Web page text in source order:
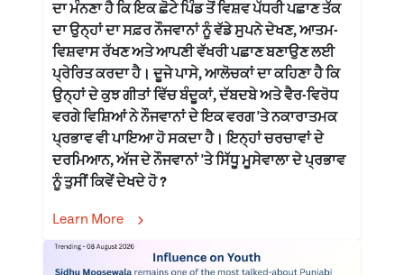
ਦਾ ਮੰਨਣਾ ਹੈ ਕਿ ਇਕ ਛੋਟੇ ਪਿੰਡ ਤੋਂ ਵਿਸ਼ਵ ਪੱਧਰੀ ਪਛਾਣ ਤੱਕ
ਦਾ ਉਨ੍ਹਾਂ ਦਾ ਸਫ਼ਰ ਨੌਜਵਾਨਾਂ ਨੂੰ ਵੱਡੇ ਸੁਪਨੇ ਦੇਖਣ, ਆਤਮ-
ਵਿਸ਼ਵਾਸ ਰੱਖਣ ਅਤੇ ਆਪਣੀ ਵੱਖਰੀ ਪਛਾਣ ਬਣਾਉਣ ਲਈ
ਪ੍ਰੇਰਿਤ ਕਰਦਾ ਹੈ। ਦੂਜੇ ਪਾਸੇ, ਆਲੋਚਕਾਂ ਦਾ ਕਹਿਣਾ ਹੈ ਕਿ
ਉਨ੍ਹਾਂ ਦੇ ਕੁਝ ਗੀਤਾਂ ਵਿੱਚ ਬੰਦੂਕਾਂ, ਦੱਬਦਬੇ ਅਤੇ ਵੈਰ-ਵਿਰੋਧ
ਵਰਗੇ ਵਿਸ਼ਿਆਂ ਨੇ ਨੌਜਵਾਨਾਂ ਦੇ ਇਕ ਵਰਗ 'ਤੇ ਨਕਾਰਾਤਮਕ
ਪ੍ਰਭਾਵ ਵੀ ਪਾਇਆ ਹੋ ਸਕਦਾ ਹੈ। ਇਨ੍ਹਾਂ ਚਰਚਾਵਾਂ ਦੇ
ਦਰਮਿਆਨ, ਅੱਜ ਦੇ ਨੌਜਵਾਨਾਂ 'ਤੇ ਸਿੱਧੂ ਮੂਸੇਵਾਲਾ ਦੇ ਪ੍ਰਭਾਵ
ਨੂੰ ਤੁਸੀਂ ਕਿਵੇਂ ਦੇਖਦੇ ਹੋ ?
Learn More